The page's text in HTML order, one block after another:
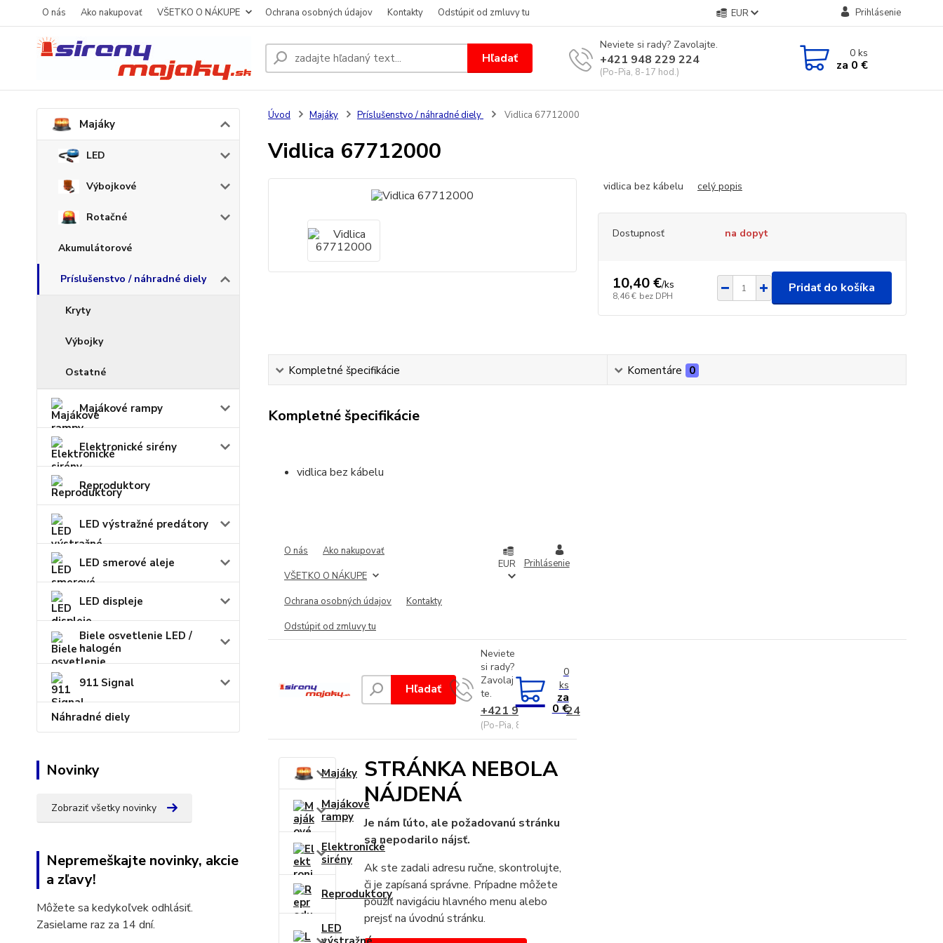
O nás Ako nakupovať VŠETKO O NÁKUPE Ochrana osobných údajov Kontakty Odstúpiť od zmluvy tu EUR Prihlásenie
Hľadať
Neviete si rady? Zavolajte.
+421 948 229 224
(Po-Pia, 8-17 hod.)
0ks
za 0 €
Majáky
LED
Výbojkové
Rotačné
Akumulátorové
Príslušenstvo / náhradné diely
Kryty
Výbojky
Ostatné
Majákové rampy
Elektronické sirény
Reproduktory
LED výstražné predátory
LED smerové aleje
LED displeje
Biele osvetlenie LED /
halogén
911 Signal
Náhradné diely
Novinky
Zobraziť všetky novinky
Nepremeškajte novinky, akcie
a zľavy!
Môžete sa kedykoľvek odhlásiť.
Zasielame raz za 14 dní.
Úvod Majáky Príslušenstvo / náhradné diely Vidlica 67712000
Vidlica 67712000
vidlica bez kábelu celý popis
Dostupnosť na dopyt
10,40 €/ks
8,46 € bez DPH
Pridať do košíka
Kompletné špecifikácie Komentáre 0
Kompletné špecifikácie
vidlica bez kábelu
O nás
Ako nakupovať
VŠETKO O NÁKUPE
Ochrana osobných údajov
Kontakty
Odstúpiť od zmluvy tu
EUR Prihlásenie
Hľadať
Neviete
si rady?
Zavolaj
te.
+421 948 229 224
(Po-Pia, 8-17 hod.)
0
ks
za
0 €
Majáky
Majákové
rampy
Elektronické
sirény
Reproduktory
LED
STRÁNKA NEBOLA
NÁJDENÁ
Je nám ľúto, ale požadovanú stránku
sa nepodarilo nájsť.
Ak ste zadali adresu ručne, skontrolujte,
či je zapísaná správne. Prípadne môžete
použiť navigáciu hlavného menu alebo
prejsť na úvodnú stránku.